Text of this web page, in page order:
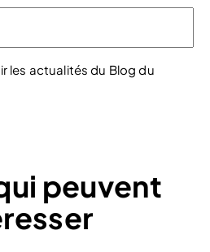
les actualités du Blog du
peuvent